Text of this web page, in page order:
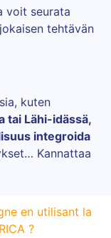
voit seurata
tehtävän
kuten
tai Lähi-idässä,
integroida
Kannattaa
en utilisant la
?